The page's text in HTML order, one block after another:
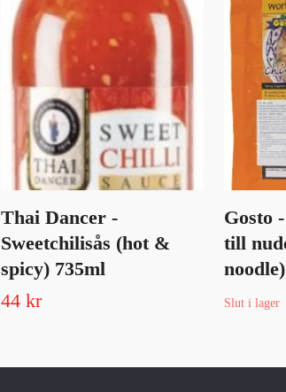
Thai Dancer -
Sweetchilisås (hot &
spicy) 735ml
44 kr
Gosto
till
Slut i lager